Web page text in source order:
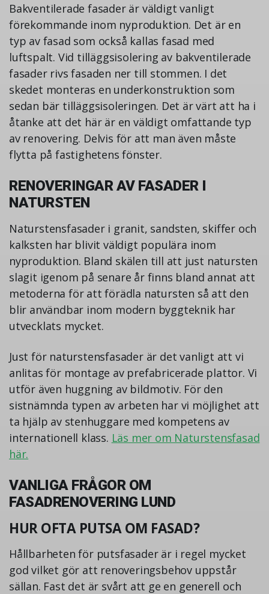
Bakventilerade fasader är väldigt vanligt
förekommande inom nyproduktion. Det är en
typ av fasad som också kallas fasad med
luftspalt. Vid tilläggsisolering av bakventilerade
fasader rivs fasaden ner till stommen. I det
skedet monteras en underkonstruktion som
sedan bär tilläggsisoleringen. Det är värt att ha i
åtanke att det här är en väldigt omfattande typ
av renovering. Delvis för att man även måste
flytta på fastighetens fönster.
RENOVERINGAR AV FASADER I
NATURSTEN
Naturstensfasader i granit, sandsten, skiffer och
kalksten har blivit väldigt populära inom
nyproduktion. Bland skälen till att just natursten
slagit igenom på senare år finns bland annat att
metoderna för att förädla natursten så att den
blir användbar inom modern byggteknik har
utvecklats mycket.
Just för naturstensfasader är det vanligt att vi
anlitas för montage av prefabricerade plattor. Vi
utför även huggning av bildmotiv. För den
sistnämnda typen av arbeten har vi möjlighet att
ta hjälp av stenhuggare med kompetens av
internationell klass. Läs mer om Naturstensfasad
här.
VANLIGA FRÅGOR OM
FASADRENOVERING LUND
HUR OFTA PUTSA OM FASAD?
Hållbarheten för putsfasader är i regel mycket
god vilket gör att renoveringsbehov uppstår
sällan. Fast det är svårt att ge en generell och